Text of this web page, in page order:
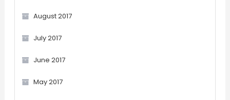
August 2017
July 2017
June 2017
May 2017